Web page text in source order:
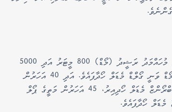
އެގޮތުން މިމުބާރާތުގެ 35 އަހަރުން މަތީގެ އުމުރު ފުރާގައ ވާދަކުރި މުހައްމަދު ރަޝީދު (މޯޑް) 800 މީޓަރު އަދި 5000
މީޓަރު ދުވުމުން ސިލްވާ މެޑަލް ހޯދިއިރު، 1500 މީޓަރު ދުވުމުން މޯޑް ވަނީ ގޯލްޑް މެޑަލް ހޯދާފައެވެ. އަދި 40 އަހަރުން
މަތީގެ އުމުރު ފުރާގައި ވާދަކުރި އަހުމަދު އަބްދުލް އަޒީޒް (ކެވިން) ބްރޯންޒް މެޑަލް ހޯދިއިރު، 45 އަހަރުން މަތީގެ ޕޯލް
ހޯދާފައެވެ.